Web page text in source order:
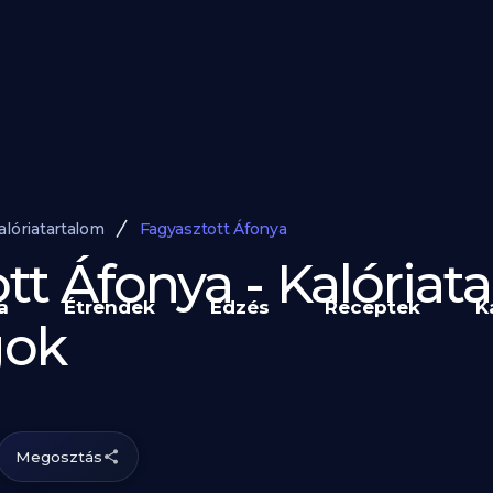
Étrendek Edzés Receptek
Fagyasztott Áfonya
Áfonya -
Megosztás